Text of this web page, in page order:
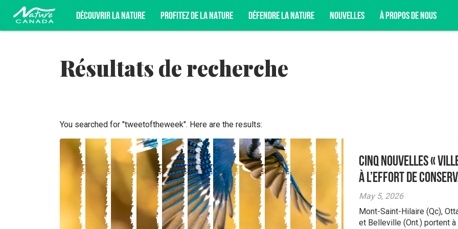
DÉCOUVRIR LA NATURE PROFITEZ DE LA NATURE DÉFENDRE LA NATURE NOUVELLES À PROPOS DE NOUS
Résultats de recherche
You searched for "tweetoftheweek". Here are the results:
Cinq nouvelles «
à l’effort de
May 5, 2026
Mont-Saint-Hilaire (Qc),
et Belleville (Ont.) portent